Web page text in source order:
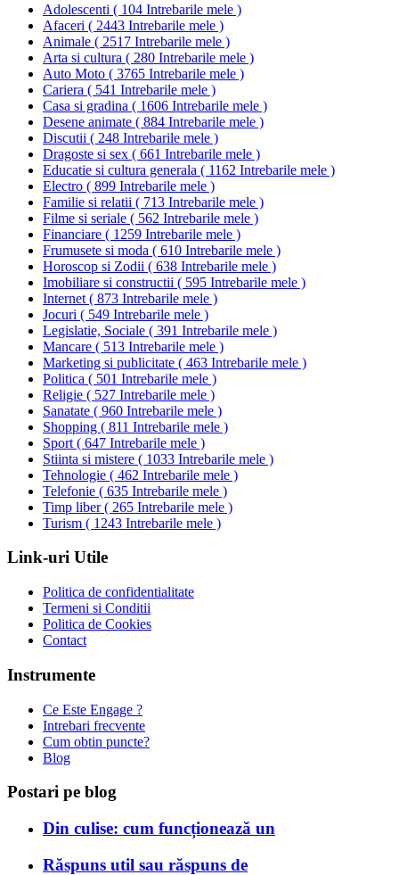
Adolescenti ( 104 Intrebarile mele )
Afaceri ( 2443 Intrebarile mele )
Animale ( 2517 Intrebarile mele )
Arta si cultura ( 280 Intrebarile mele )
Auto Moto ( 3765 Intrebarile mele )
Cariera ( 541 Intrebarile mele )
Casa si gradina ( 1606 Intrebarile mele )
Desene animate ( 884 Intrebarile mele )
Discutii ( 248 Intrebarile mele )
Dragoste si sex ( 661 Intrebarile mele )
Educatie si cultura generala ( 1162 Intrebarile mele )
Electro ( 899 Intrebarile mele )
Familie si relatii ( 713 Intrebarile mele )
Filme si seriale ( 562 Intrebarile mele )
Financiare ( 1259 Intrebarile mele )
Frumusete si moda ( 610 Intrebarile mele )
Horoscop si Zodii ( 638 Intrebarile mele )
Imobiliare si constructii ( 595 Intrebarile mele )
Internet ( 873 Intrebarile mele )
Jocuri ( 549 Intrebarile mele )
Legislatie, Sociale ( 391 Intrebarile mele )
Mancare ( 513 Intrebarile mele )
Marketing si publicitate ( 463 Intrebarile mele )
Politica ( 501 Intrebarile mele )
Religie ( 527 Intrebarile mele )
Sanatate ( 960 Intrebarile mele )
Shopping ( 811 Intrebarile mele )
Sport ( 647 Intrebarile mele )
Stiinta si mistere ( 1033 Intrebarile mele )
Tehnologie ( 462 Intrebarile mele )
Telefonie ( 635 Intrebarile mele )
Timp liber( 265 Intrebarile mele )
Turism ( 1243 Intrebarile mele )
Link-uri Utile
Politica de confidentialitate
Termeni si Conditii
Politica de Cookies
Contact
Instrumente
Ce Este Engage ?
Intrebari frecvente
Cum obtin puncte?
Blog
Postari pe blog
Din culise: cum funcționează un
Răspuns util sau răspuns de